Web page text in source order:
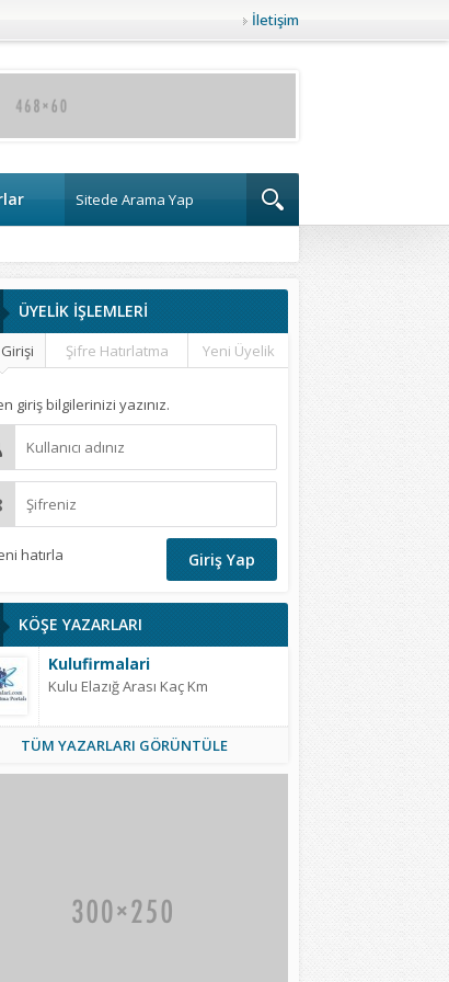
İletişim
ÜYELİK İŞLEMLERİ
Şifre Hatırlatma Yeni Üyelik
giriş bilgilerinizi yazınız.
hatırla
KÖŞE YAZARLARI
Kulufirmalari
Kulu Elazığ Arası Kaç Km
TÜM YAZARLARI GÖRÜNTÜLE